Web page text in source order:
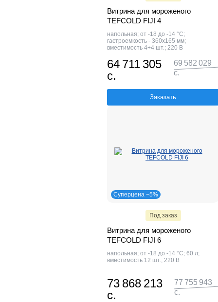
Витрина для мороженого
TEFCOLD FIJI 4
напольная; от -18 до -14 °С;
гастроемкость - 360х165 мм;
вместимость 4+4 шт.; 220 В
64 711 305
с.
69 582 029
с.
Заказать
Суперцена −5%
Под заказ
Витрина для мороженого
TEFCOLD FIJI 6
напольная; от -18 до -14 °С; 60 л;
вместимость 12 шт.; 220 В
73 868 213
с.
77 755 943
с.